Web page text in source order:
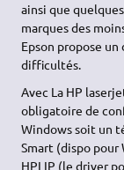
ainsi que
marques des
Epson propose un
difficultés.
Avec La HP
obligatoire de
Windows soit un
Smart (dispo pour
HPLIP (le driver